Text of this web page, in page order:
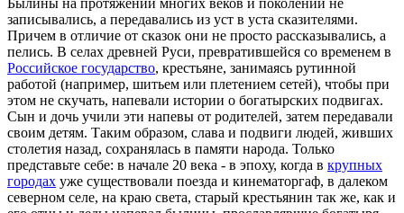
записывались, а передавались из уст в уста сказителями.
Причем в отличие от сказок они не просто рассказывались, а
пелись. В селах древней Руси, превратившейся со временем в
Российское государство, крестьяне, занимаясь рутинной
работой (например, шитьем или плетением сетей), чтобы при
этом не скучать, напевали истории о богатырских подвигах.
Сын и дочь учили эти напевы от родителей, затем передавали
своим детям. Таким образом, слава и подвиги людей, живших
столетия назад, сохранялась в памяти народа. Только
представьте себе: в начале 20 века - в эпоху, когда в крупных
городах уже существовали поезда и кинематоргаф, в далеком
северном селе, на краю света, старый крестьянин так же, как и